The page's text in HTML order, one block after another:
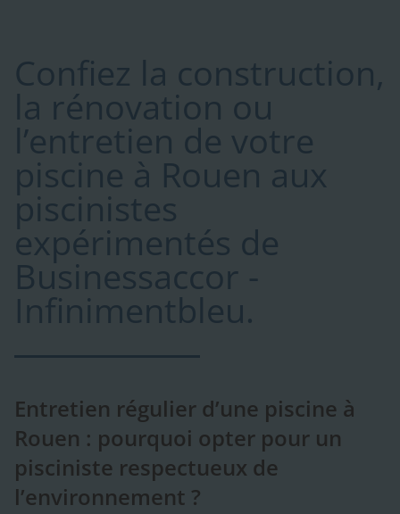
Confiez la construction,
la rénovation ou
l’entretien de votre
piscine à Rouen aux
piscinistes
expérimentés de
Businessaccor -
Infinimentbleu.
Entretien régulier d’une piscine à
Rouen : pourquoi opter pour un
pisciniste respectueux de
l’environnement ?